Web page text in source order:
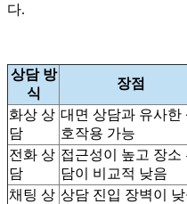
다.
상담 방
식
장점
화상 상
담
대면 상담과 유사한
호작용 가능
전화 상
담
접근성이 높고 장소
담이 비교적 낮음
채팅 상 상담 진입 장벽이